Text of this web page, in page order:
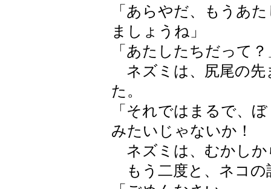
「あらやだ、もうあ
ましょうね」
「あたしたちだって？
ネズミは、尻尾の先
た。
「それではまるで、
みたいじゃないか！
ネズミは、むかしか
もう二度と、ネコの